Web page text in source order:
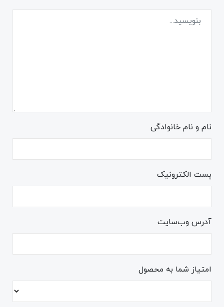
نام و نام خانوادگی
پست الکترونیک
آدرس وب‌سایت
امتیاز شما به محصول